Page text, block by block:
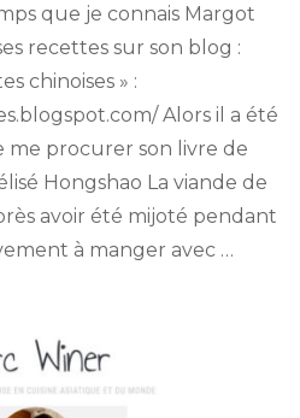
–
Toutes
bases
de
cuisine
chinoise
(2015)
que je connais Margot
recettes sur son blog :
chinoises » :
Alors il a été
me procurer son livre de
Hongshao La viande de
avoir été mijoté pendant
à manger avec …